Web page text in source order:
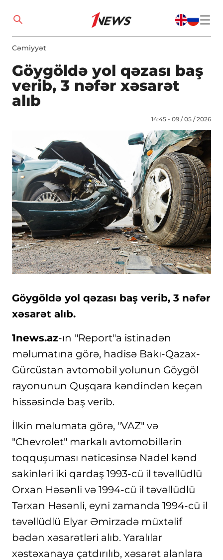
Cəmiyyət
Göygöldə yol qəzası baş
verib, 3 nəfər xəsarət
alıb
14:45 - 09 / 05 / 2026
Göygöldə yol qəzası baş verib, 3 nəfər
xəsarət alıb.
1news.az-ın "Report"a istinadən
məlumatına görə, hadisə Bakı-Qazax-
Gürcüstan avtomobil yolunun Göygöl
rayonunun Quşqara kəndindən keçən
hissəsində baş verib.
İlkin məlumata görə, "VAZ" və
"Chevrolet" markalı avtomobillərin
toqquşuması nəticəsinsə Nadel kənd
sakinləri iki qardaş 1993-cü il təvəllüdlü
Orxan Həsənli və 1994-cü il təvəllüdlü
Tərxan Həsənli, eyni zamanda 1994-cü il
təvəllüdlü Elyar Əmirzadə müxtəlif
bədən xəsarətləri alıb. Yaralılar
xəstəxanaya çatdırılıb, xəsarət alanlara